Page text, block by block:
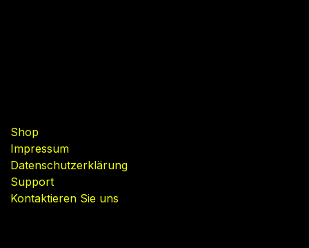
Shop
Impressum
Datenschutzerklärung
Support
Kontaktieren Sie uns